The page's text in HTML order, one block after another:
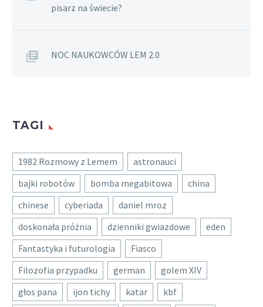
pisarz na świecie?
NOC NAUKOWCÓW LEM 2.0
TAGI
1982 Rozmowy z Lemem
astronauci
bajki robotów
bomba megabitowa
china
chinese
cyberiada
daniel mroz
doskonała próżnia
dzienniki gwiazdowe
eden
Fantastyka i futurologia
Fiasco
Filozofia przypadku
german
golem XIV
głos pana
ijon tichy katar
kbf